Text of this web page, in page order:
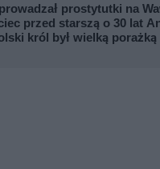
prostytutki na
przed starszą o 30 lat
król był wielką porażką